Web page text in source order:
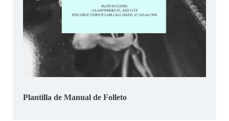
Plantilla de Manual de Folleto